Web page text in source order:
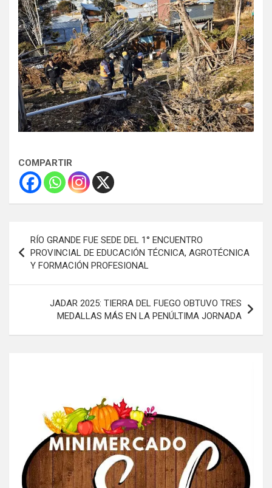
COMPARTIR
Navegación
de
entradas
RÍO GRANDE FUE SEDE DEL 1° ENCUENTRO
PROVINCIAL DE EDUCACIÓN TÉCNICA, AGROTÉCNICA
Y FORMACIÓN PROFESIONAL
JADAR 2025: TIERRA DEL FUEGO OBTUVO TRES
MEDALLAS MÁS EN LA PENÚLTIMA JORNADA